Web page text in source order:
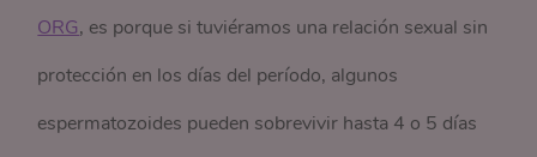
ORG, es porque si tuviéramos una relación sexual sin
protección en los días del período, algunos
espermatozoides pueden sobrevivir hasta 4 o 5 días